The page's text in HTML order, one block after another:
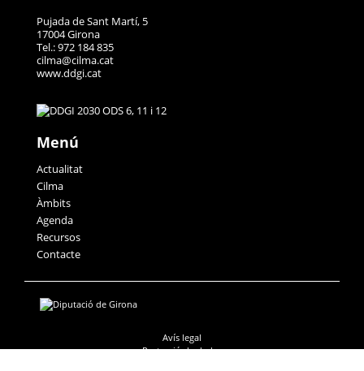
Pujada de Sant Martí, 5
17004 Girona
Tel.: 972 184 835
cilma@cilma.cat
www.ddgi.cat
Menú
Actualitat
Cilma
Àmbits
Agenda
Recursos
Contacte
Avís legal
Protecció de dades